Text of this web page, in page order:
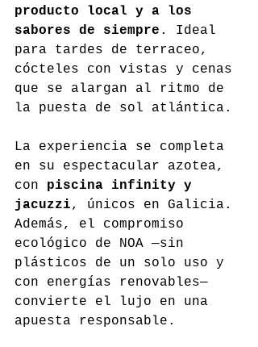
producto local y a los
sabores de siempre . Ideal
para tardes de terraceo,
cócteles con vistas y cenas
que se alargan al ritmo de
la puesta de sol atlántica.
La experiencia se completa
en su espectacular azotea,
con piscina infinity y
jacuzzi, únicos en Galicia.
Además, el compromiso
ecológico de NOA —sin
plásticos de un solo uso y
con energías renovables—
convierte el lujo en una
apuesta responsable.